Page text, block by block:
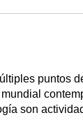
puntos
son